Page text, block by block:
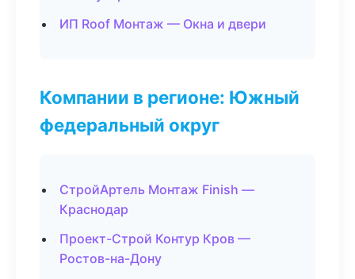
ИП Roof Монтаж — Окна и двери
Компании в регионе: Южный
федеральный округ
СтройАртель Монтаж Finish —
Краснодар
Проект-Строй Контур Кров —
Ростов-на-Дону